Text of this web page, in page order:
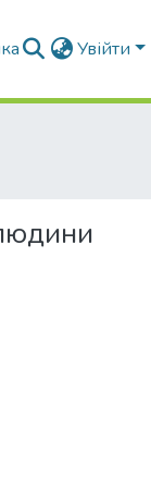
Увійти